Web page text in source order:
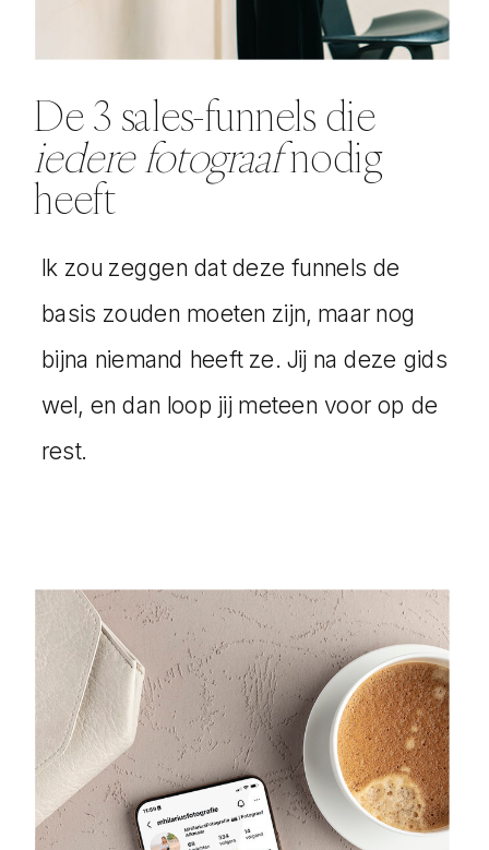
Ik zou zeggen dat deze funnels de
basis zouden moeten zijn, maar nog
bijna niemand heeft ze. Jij na deze gids
wel, en dan loop jij meteen voor op de
rest.
De 3 sales-funnels die
iedere fotograafnodig
heeft